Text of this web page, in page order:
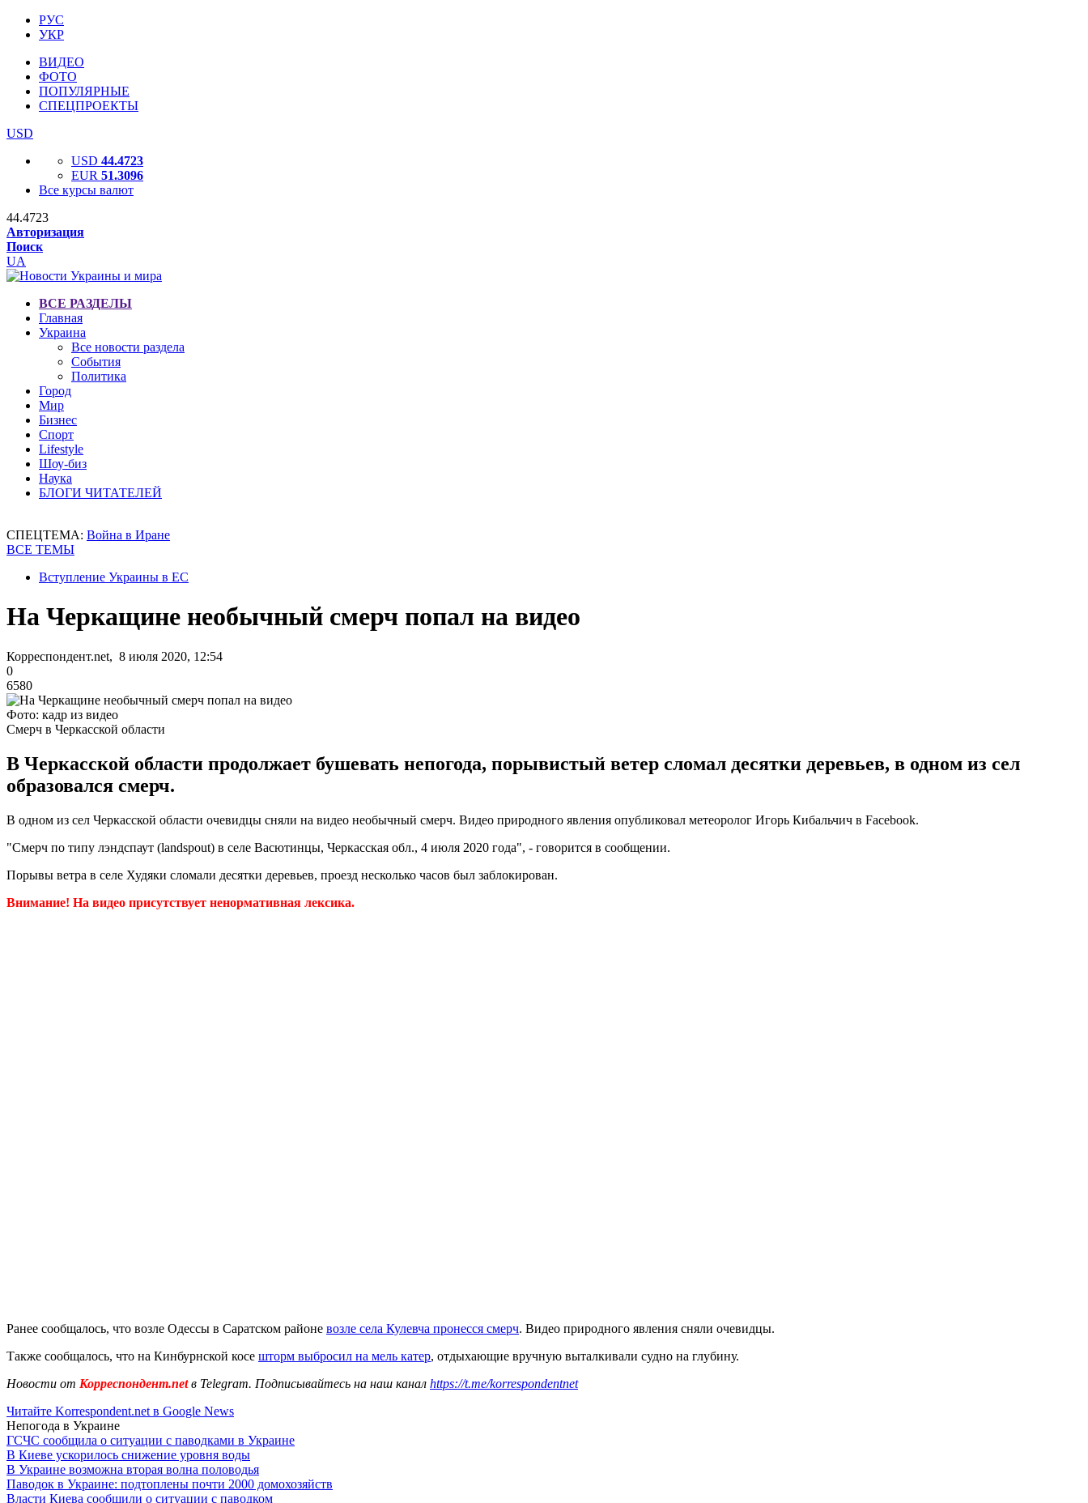
РУС
УКР
ВИДЕО
ФОТО
ПОПУЛЯРНЫЕ
СПЕЦПРОЕКТЫ
USD
USD 44.4723
EUR 51.3096
Все курсы валют
44.4723
Авторизация
Поиск
UA
ВСЕ РАЗДЕЛЫ
Главная
Украина
Все новости раздела
События
Политика
Город
Мир
Бизнес
Спорт
Lifestyle
Шоу-биз
Наука
БЛОГИ ЧИТАТЕЛЕЙ
СПЕЦТЕМА: Война в Иране
ВСЕ ТЕМЫ
Вступление Украины в ЕС
На Черкащине необычный смерч попал на видео
Корреспондент.net, 8 июля 2020, 12:54
0
6580
Фото: кадр из видео
Смерч в Черкасской области
В Черкасской области продолжает бушевать непогода, порывистый ветер сломал десятки деревьев, в одном из сел
образовался смерч.
В одном из сел Черкасской области очевидцы сняли на видео необычный смерч. Видео природного явления опубликовал метеоролог Игорь Кибальчич в Facebook.
"Смерч по типу лэндспаут (landspout) в селе Васютинцы, Черкасская обл., 4 июля 2020 года", - говорится в сообщении.
Порывы ветра в селе Худяки сломали десятки деревьев, проезд несколько часов был заблокирован.
Внимание! На видео присутствует ненормативная лексика.
Ранее сообщалось, что возле Одессы в Саратском районе возле села Кулевча пронесся смерч. Видео природного явления сняли очевидцы.
Также сообщалось, что на Кинбурнской косе шторм выбросил на мель катер, отдыхающие вручную выталкивали судно на глубину.
Новости от Корреспондент.netв Telegram. Подписывайтесь на наш канал https://t.me/korrespondentnet
Читайте Korrespondent.net в Google News
Непогода в Украине
ГСЧС сообщила о ситуации с паводками в Украине
В Киеве ускорилось снижение уровня воды
В Украине возможна вторая волна половодья
Паводок в Украине: подтоплены почти 2000 домохозяйств
Власти Киева сообщили о ситуации с паводком